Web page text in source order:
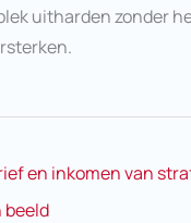
uitharden zonder
en inkomen van
beeld